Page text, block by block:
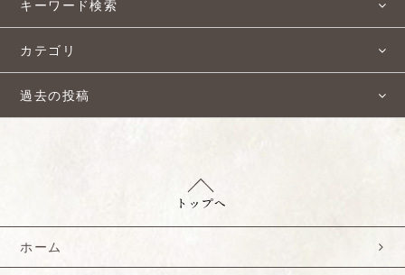
キーワード検索
カテゴリ
過去の投稿
ホーム